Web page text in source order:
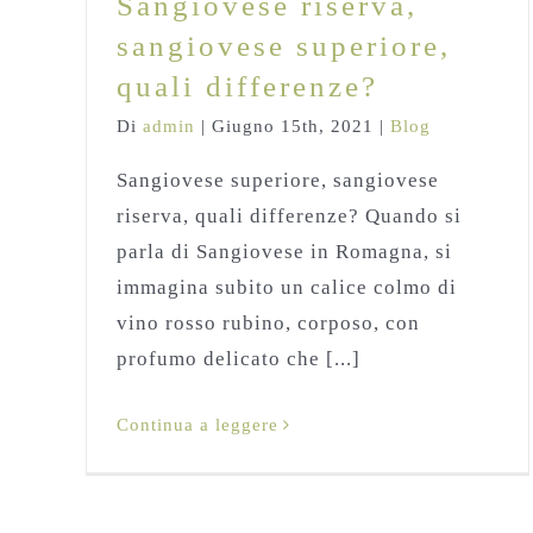
sangiovese superiore,
quali differenze?
Di admin | Giugno 15th, 2021 | Blog
Sangiovese superiore, sangiovese
riserva, quali differenze? Quando si
parla di Sangiovese in Romagna, si
immagina subito un calice colmo di
vino rosso rubino, corposo, con
profumo delicato che [...]
Continua a leggere